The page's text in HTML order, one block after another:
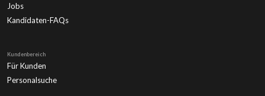
Jobs
Kandidaten-FAQs
Kundenbereich
Für Kunden
Personalsuche